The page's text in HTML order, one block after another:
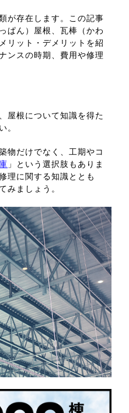
が存在します。この記事
ぱん）屋根、瓦棒（かわ
リット・デメリットを紹
ンスの時期、費用や修理
屋根について知識を得た
。
物だけでなく、工期やコ
」という選択肢もありま
理に関する知識ととも
みましょう。